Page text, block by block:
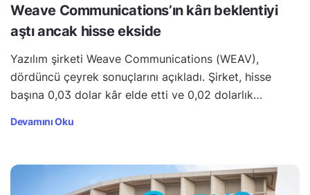
Weave Communications’ın kârı beklentiyi
aştı ancak hisse ekside
Yazılım şirketi Weave Communications (WEAV),
dördüncü çeyrek sonuçlarını açıkladı. Şirket, hisse
başına 0,03 dolar kâr elde etti ve 0,02 dolarlık…
Devamını Oku